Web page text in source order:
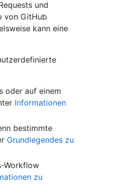
und
von GitHub
kann eine
oder auf einem
Informationen
bestimmte
Grundlegendes zu
Workflow
zu